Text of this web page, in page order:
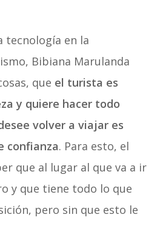
tecnología en la
Bibiana Marulanda
que el turista es
y quiere hacer todo
volver a viajar es
confianza. Para esto, el
que al lugar al que va a ir
y que tiene todo lo que
pero sin que esto le